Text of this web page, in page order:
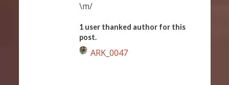
\m/
1 user thanked author for this
post.
ARK_0047